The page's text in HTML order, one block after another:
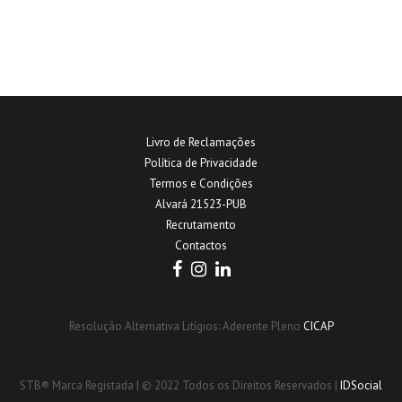
Livro de Reclamações
Política de Privacidade
Termos e Condições
Alvará 21523-PUB
Recrutamento
Contactos
Resolução Alternativa Litígios: Aderente Pleno CICAP
STB® Marca Registada | © 2022 Todos os Direitos Reservados | IDSocial